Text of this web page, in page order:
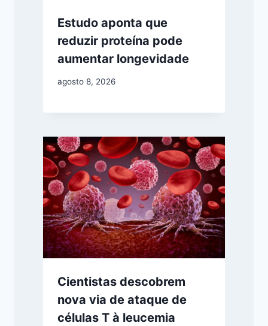
Estudo aponta que
reduzir proteína pode
aumentar longevidade
agosto 8, 2026
Cientistas descobrem
nova via de ataque de
células T à leucemia